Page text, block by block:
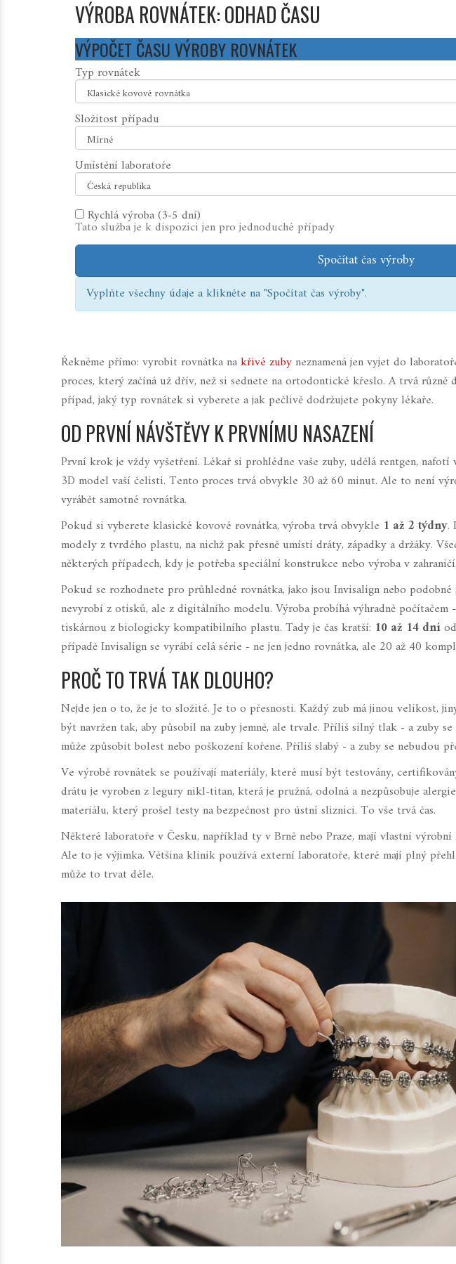
VÝROBA ROVNÁTEK: ODHAD ČASU
VÝPOČET ČASU VÝROBY ROVNÁTEK
Typ rovnátek
Složitost případu
Umístění laboratoře
Rychlá výroba (3-5 dní)
Tato služba je k dispozici jen pro jednoduché případy
Spočítat čas výroby
Vyplňte všechny údaje a klikněte na "Spočítat čas výroby".
Řekněme přímo: vyrobit rovnátka nakřivé zubyneznamená jen vyjet do
proces, který začíná už dřív, než si sednete na ortodontické křeslo. A trvá
případ, jaký typ rovnátek si vyberete a jak pečlivě dodržujete pokyny lékaře.
OD PRVNÍ NÁVŠTĚVY K PRVNÍMU NASAZENÍ
První krok je vždy vyšetření. Lékař si prohlédne vaše zuby, udělá rentgen,
3D model vaší čelisti. Tento proces trvá obvykle 30 až 60 minut. Ale to není
vyrábět samotné rovnátka.
Pokud si vyberete klasické kovové rovnátka, výroba trvá obvykle 1 až 2 týdny.
modely z tvrdého plastu, na nichž pak přesně umístí dráty, západky a držáky.
některých případech, kdy je potřeba speciální konstrukce nebo výroba v
Pokud se rozhodnete pro průhledné rovnátka, jako jsou Invisalign nebo
nevyrobí z otisků, ale z digitálního modelu. Výroba probíhá výhradně
tiskárnou z biologicky kompatibilního plastu. Tady je čas kratší: 10 až 14 dní
případě Invisalign se vyrábí celá série - ne jen jedno rovnátka, ale 20 až 40
PROČ TO TRVÁ TAK DLOUHO?
Nejde jen o to, že je to složité. Je to o přesnosti. Každý zub má jinou velikost,
být navržen tak, aby působil na zuby jemně, ale trvale. Příliš silný tlak - a zuby
může způsobit bolest nebo poškození kořene. Příliš slabý - a zuby se nebudou
Ve výrobě rovnátek se používají materiály, které musí být testovány,
drátu je vyroben z legury nikl-titan, která je pružná, odolná a nezpůsobuje
materiálu, který prošel testy na bezpečnost pro ústní sliznici. To vše trvá čas.
Některé laboratoře v Česku, například ty v Brně nebo Praze, mají vlastní
Ale to je výjimka. Většina klinik používá externí laboratoře, které mají plný
může to trvat déle.